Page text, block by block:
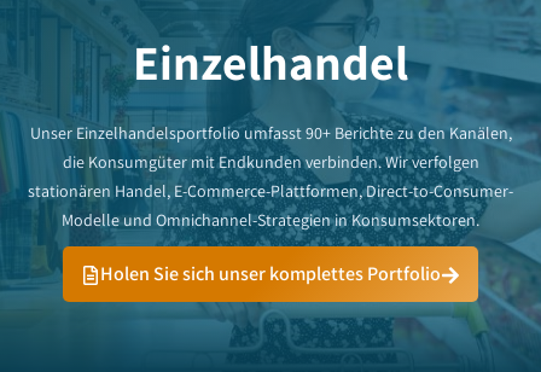
Einzelhandel
Unser Einzelhandelsportfolio umfasst 90+ Berichte zu den Kanälen,
die Konsumgüter mit Endkunden verbinden. Wir verfolgen
stationären Handel, E-Commerce-Plattformen, Direct-to-Consumer-
Modelle und Omnichannel-Strategien in Konsumsektoren.
Holen Sie sich unser komplettes Portfolio